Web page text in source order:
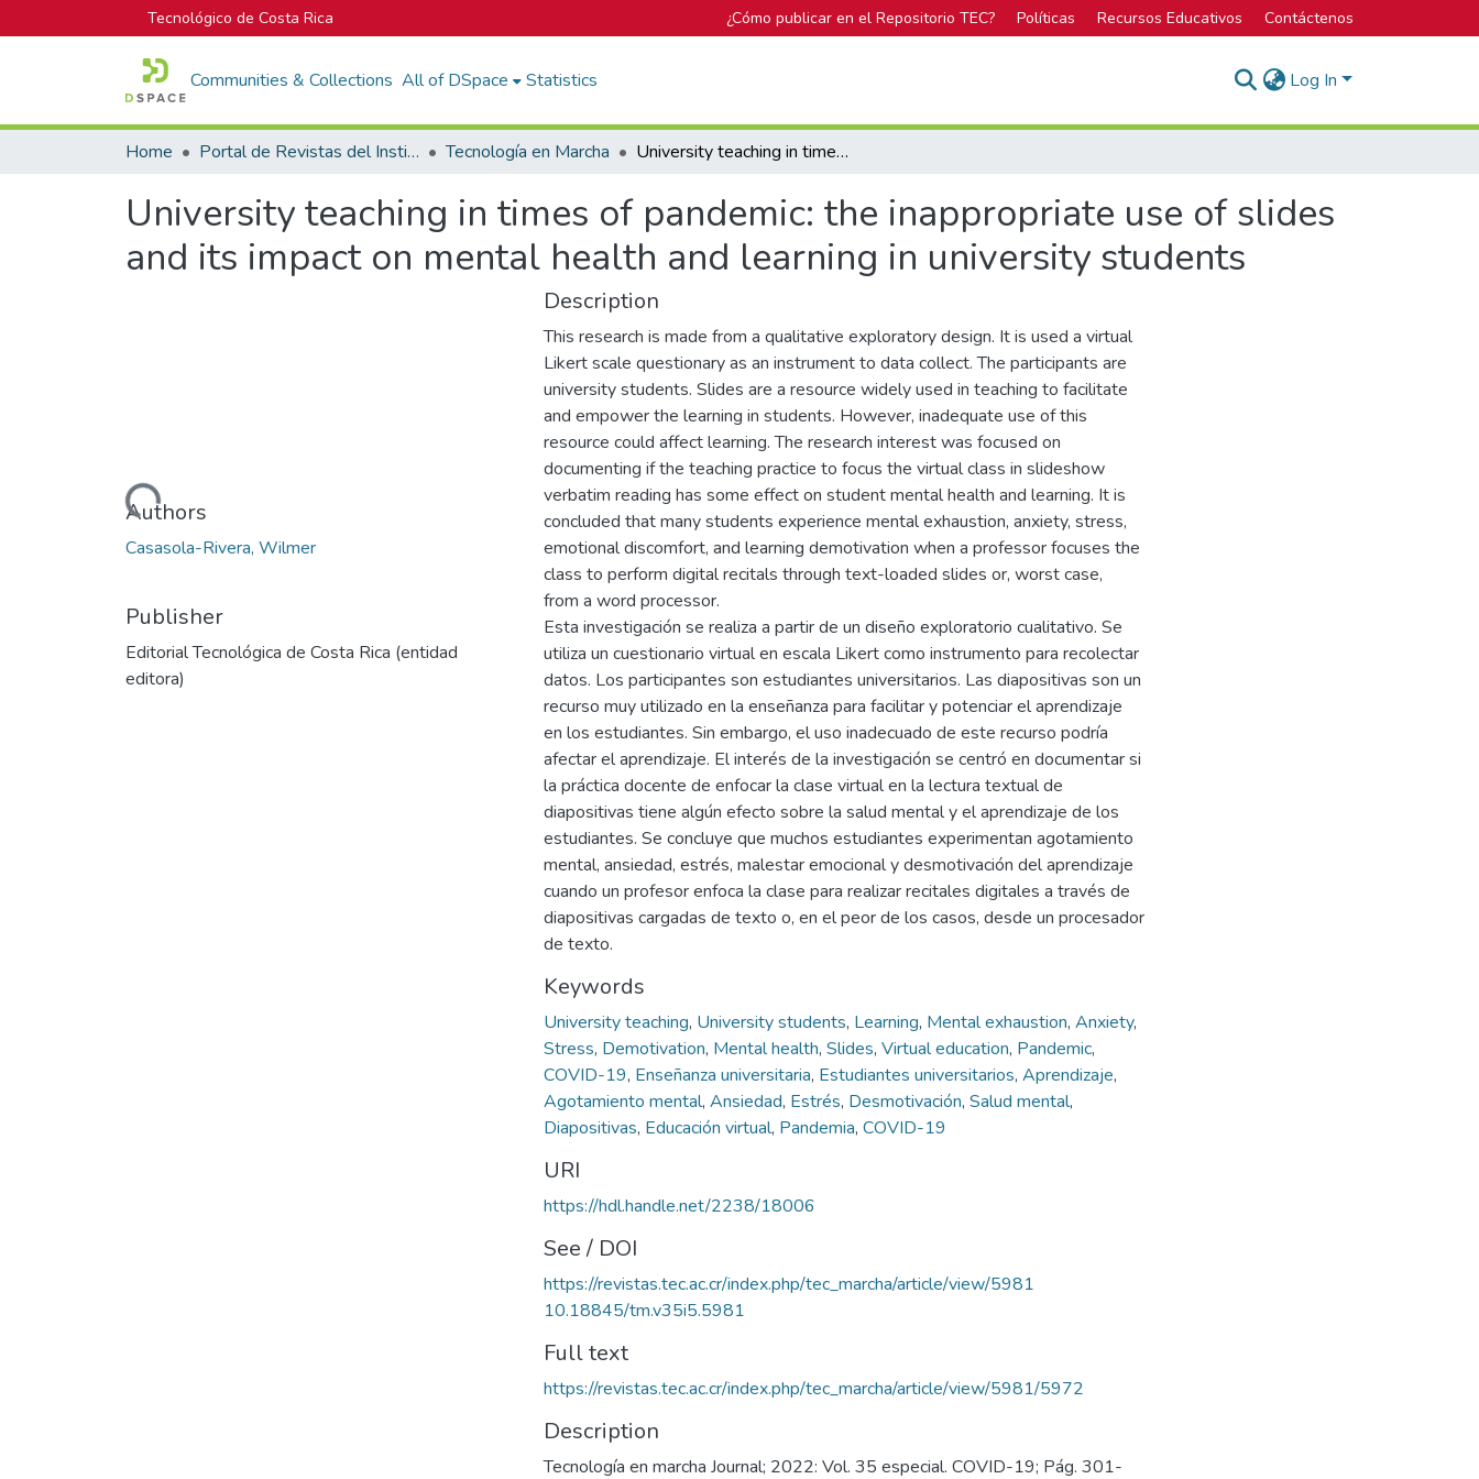
Tecnológico de Costa Rica ¿Cómo publicar en el Repositorio TEC? Políticas Recursos Educativos Contáctenos
Communities & Collections All of DSpace Statistics Log In
Home Portal de Revistas del Instituto Tecnológico de Costa Rica Tecnología en Marcha University teaching in times of pandemic: the inappropriate use of slides and its impact on mental health and learning in university students
University teaching in times of pandemic: the inappropriate use of slides
and its impact on mental health and learning in university students
Loading...
Authors
Casasola-Rivera, Wilmer
Publisher
Editorial Tecnológica de Costa Rica (entidad
editora)
Description
This research is made from a qualitative exploratory design. It is used a virtual
Likert scale questionary as an instrument to data collect. The participants are
university students. Slides are a resource widely used in teaching to facilitate
and empower the learning in students. However, inadequate use of this
resource could affect learning. The research interest was focused on
documenting if the teaching practice to focus the virtual class in slideshow
verbatim reading has some effect on student mental health and learning. It is
concluded that many students experience mental exhaustion, anxiety, stress,
emotional discomfort, and learning demotivation when a professor focuses the
class to perform digital recitals through text-loaded slides or, worst case,
from a word processor.
Esta investigación se realiza a partir de un diseño exploratorio cualitativo. Se
utiliza un cuestionario virtual en escala Likert como instrumento para recolectar
datos. Los participantes son estudiantes universitarios. Las diapositivas son un
recurso muy utilizado en la enseñanza para facilitar y potenciar el aprendizaje
en los estudiantes. Sin embargo, el uso inadecuado de este recurso podría
afectar el aprendizaje. El interés de la investigación se centró en documentar si
la práctica docente de enfocar la clase virtual en la lectura textual de
diapositivas tiene algún efecto sobre la salud mental y el aprendizaje de los
estudiantes. Se concluye que muchos estudiantes experimentan agotamiento
mental, ansiedad, estrés, malestar emocional y desmotivación del aprendizaje
cuando un profesor enfoca la clase para realizar recitales digitales a través de
diapositivas cargadas de texto o, en el peor de los casos, desde un procesador
de texto.
Keywords
University teaching, University students, Learning, Mental exhaustion, Anxiety,
Stress, Demotivation, Mental health, Slides, Virtual education, Pandemic,
COVID-19, Enseñanza universitaria, Estudiantes universitarios, Aprendizaje,
Agotamiento mental, Ansiedad, Estrés, Desmotivación, Salud mental,
Diapositivas, Educación virtual, Pandemia, COVID-19
URI
https://hdl.handle.net/2238/18006
See / DOI
https://revistas.tec.ac.cr/index.php/tec_marcha/article/view/5981
10.18845/tm.v35i5.5981
Full text
https://revistas.tec.ac.cr/index.php/tec_marcha/article/view/5981/5972
Description
Tecnología en marcha Journal; 2022: Vol. 35 especial. COVID-19; Pág. 301-